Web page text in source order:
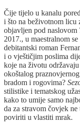
Čije tijelo u kanalu
i što na beživotnom licu
objavljen pod naslovom
2017., u maestralnom
debitantski roman
i o vještičjim poslima
koje na životu održavaju
okoštalog
bradom i rogovima?
stilistike i tematskog
kako to umije samo
da za stravom čovjek
poviriti u vlastiti mrak.